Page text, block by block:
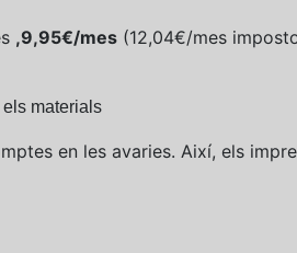
,9,95€/mes(12,04€/mes
materials
en les avaries. Així, els